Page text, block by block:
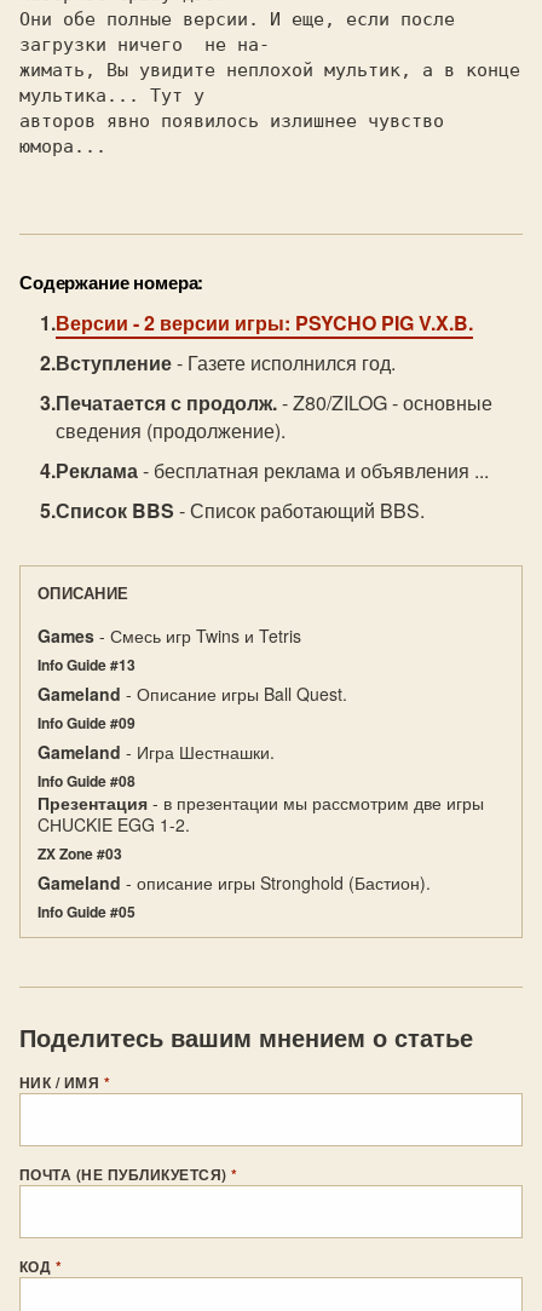
Они обе полные версии. И еще, если после
загрузки ничего  не на-
жимать, Вы увидите неплохой мультик, а в конце
мультика... Тут у
авторов явно появилось излишнее чувство
юмора...
Содержание номера:
Версии - 2 версии игры: PSYCHO PIG V.X.B.
Вступление- Газете исполнился год.
Печатается с продолж.- Z80/ZILOG - основные
сведения (продолжение).
Реклама- бесплатная реклама и объявления ...
Список BBS - Список работающий BBS.
ОПИСАНИЕ
Games - Смесь игр Twins и Tetris
Info Guide #13
Gameland - Описание игры Ball Quest.
Info Guide #09
Gameland - Игра Шестнашки.
Info Guide #08
Презентация - в презентации мы рассмотрим две игры
CНUCKIE EGG 1-2.
ZX Zone #03
Gameland - описание игры Stronghold (Бастион).
Info Guide #05
Поделитесь вашим мнением о статье
НИК / ИМЯ *
ПОЧТА (НЕ ПУБЛИКУЕТСЯ)*
КОД *